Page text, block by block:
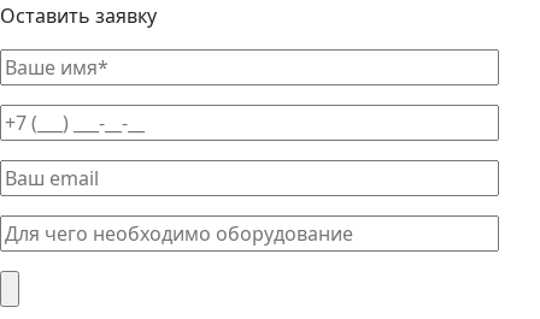
Оставить заявку